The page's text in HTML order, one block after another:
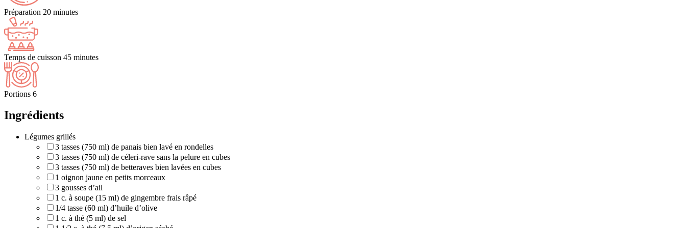
Préparation 20 minutes
Temps de cuisson 45 minutes
Portions 6
Ingrédients
Légumes grillés
3 tasses (750 ml) de panais bien lavé en rondelles
3 tasses (750 ml) de céleri-rave sans la pelure en cubes
3 tasses (750 ml) de betteraves bien lavées en cubes
1 oignon jaune en petits morceaux
3 gousses d’ail
1 c. à soupe (15 ml) de gingembre frais râpé
1/4 tasse (60 ml) d’huile d’olive
1 c. à thé (5 ml) de sel